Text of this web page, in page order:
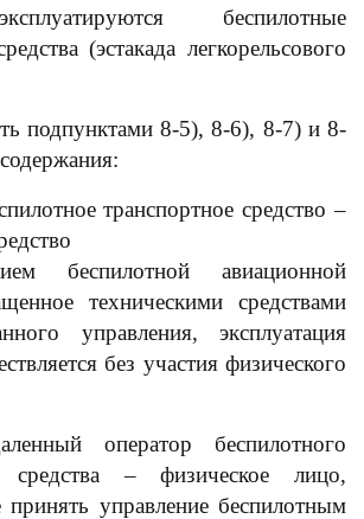
беспилотные
(эстакада легкорельсового
подпунктами 8-5), 8-6), 8-7) и 8-
транспортное средство –
беспилотной авиационной
техническими средствами
управления, эксплуатация
без участия физического
оператор беспилотного
средства – физическое лицо,
принять управление беспилотным